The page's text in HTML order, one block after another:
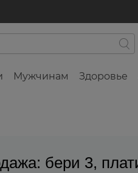
Мужчинам Здоровье
бери 3,